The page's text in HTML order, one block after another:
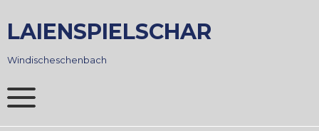
to
content
LAIENSPIELSCHAR
Windischeschenbach